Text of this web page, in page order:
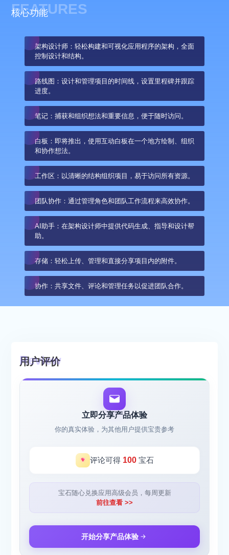
FEATURES
核心功能
架构设计师：轻松构建和可视化应用程序的架构，全面
控制设计和结构。
路线图：设计和管理项目的时间线，设置里程碑并跟踪
进度。
笔记：捕获和组织想法和重要信息，便于随时访问。
白板：即将推出，使用互动白板在一个地方绘制、组织
和协作想法。
工作区：以清晰的结构组织项目，易于访问所有资源。
团队协作：通过管理角色和团队工作流程来高效协作。
AI助手：在架构设计师中提供代码生成、指导和设计帮
助。
存储：轻松上传、管理和直接分享项目内的附件。
协作：共享文件、评论和管理任务以促进团队合作。
用户评价
立即分享产品体验
你的真实体验，为其他用户提供宝贵参考
评论可得 100宝石
宝石随心兑换应用高级会员，每周更新
前往查看 >>
开始分享产品体验